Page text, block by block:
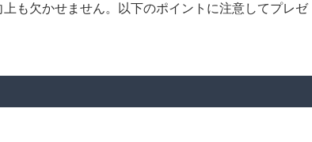
も欠かせません。以下のポイントに注意してプレゼ